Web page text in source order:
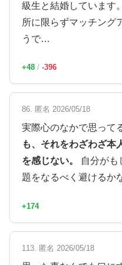
級生と結婚しています
所に限らずマッチング
うで…
+48 / -396
86. 匿名 2026/05/18
実際心のなかで思って
も、それをわざわざ本
を感じない。
自分がも
題をなるべく避けるか
+174
113. 匿名 2026/05/18